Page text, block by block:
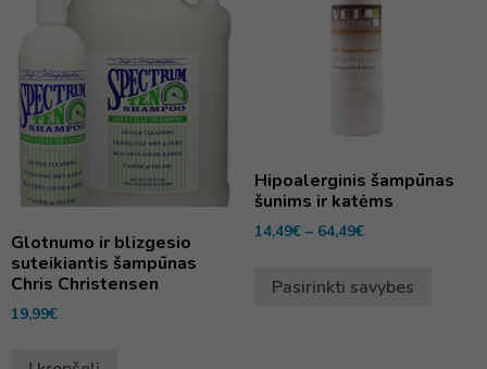
Glotnumo ir blizgesio
suteikiantis šampūnas
Chris Christensen
19,99€
Hipoalerginis šampūnas
šunims ir katėms
14,49€ – 64,49€
Pasirinkti savybes